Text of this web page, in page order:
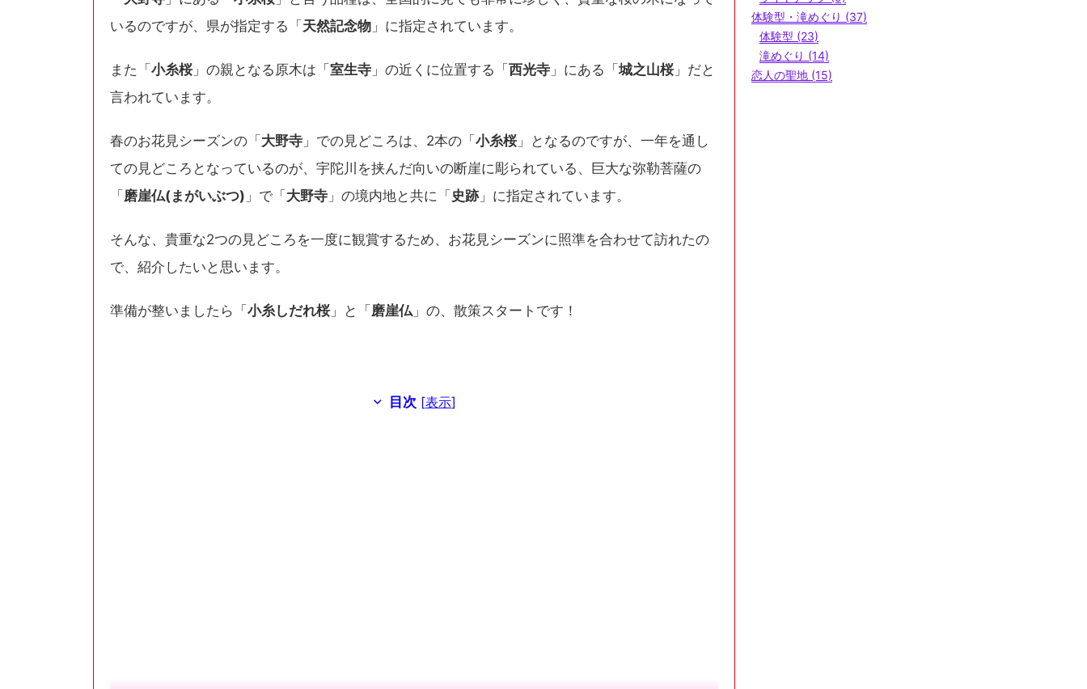
いるのですが、県が指定する「 天然記念物 」に指定されています。
また「 小糸桜」の親となる原木は「 室生寺 」の近くに位置する「 西光寺 」にある「 城之山桜」だと
言われています。
春のお花見シーズンの「 大野寺 」での見どころは、2本の「 小糸桜」となるのですが、一年を通し
ての見どころとなっているのが、宇陀川を挟んだ向いの断崖に彫られている、巨大な弥勒菩薩の
「 磨崖仏(まがいぶつ) 」で「 大野寺 」の境内地と共に「 史跡」に指定されています。
そんな、貴重な2つの見どころを一度に観賞するため、お花見シーズンに照準を合わせて訪れたの
で、紹介したいと思います。
準備が整いましたら「 小糸しだれ桜」と「 磨崖仏」の、散策スタートです！
目次 [表示]
体験型・滝めぐり (37)
体験型 (23)
滝めぐり (14)
恋人の聖地 (15)